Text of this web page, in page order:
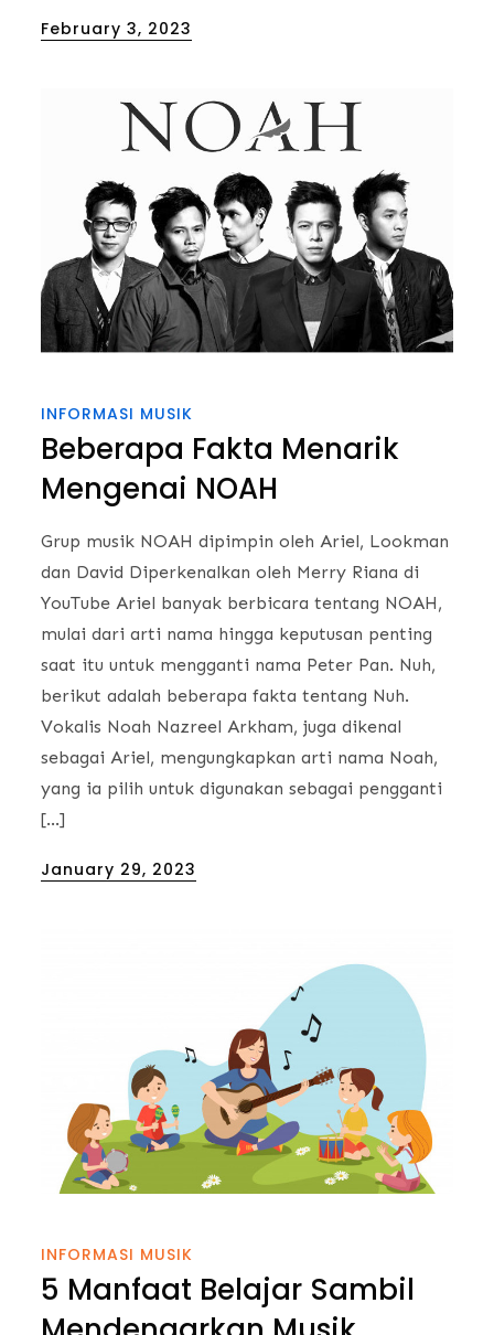
Posted
February 3, 2023
INFORMASI MUSIK
Beberapa Fakta Menarik
Mengenai NOAH
Grup musik NOAH dipimpin oleh Ariel, Lookman
dan David Diperkenalkan oleh Merry Riana di
YouTube Ariel banyak berbicara tentang NOAH,
mulai dari arti nama hingga keputusan penting
saat itu untuk mengganti nama Peter Pan. Nuh,
berikut adalah beberapa fakta tentang Nuh.
Vokalis Noah Nazreel Arkham, juga dikenal
sebagai Ariel, mengungkapkan arti nama Noah,
yang ia pilih untuk digunakan sebagai pengganti
[…]
Posted
January 29, 2023
INFORMASI MUSIK
5 Manfaat Belajar Sambil